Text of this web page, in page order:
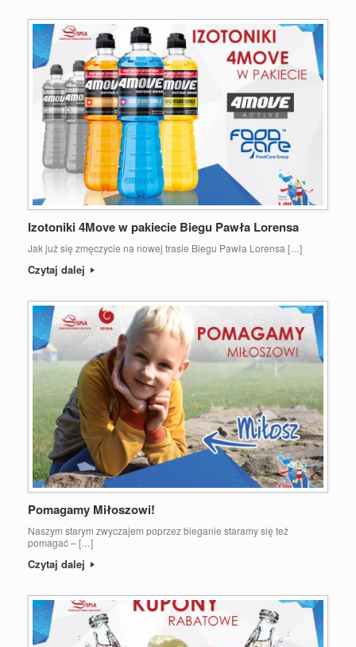
Izotoniki 4Move w pakiecie Biegu Pawła Lorensa
Jak już się zmęczycie na nowej trasie Biegu Pawła Lorensa […]
Czytaj dalej
Pomagamy Miłoszowi!
Naszym starym zwyczajem poprzez bieganie staramy się też
pomagać – […]
Czytaj dalej